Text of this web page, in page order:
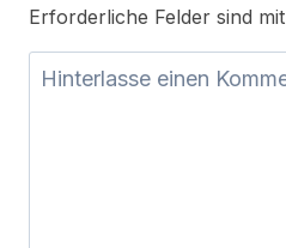
Erforderliche Felder sind mit